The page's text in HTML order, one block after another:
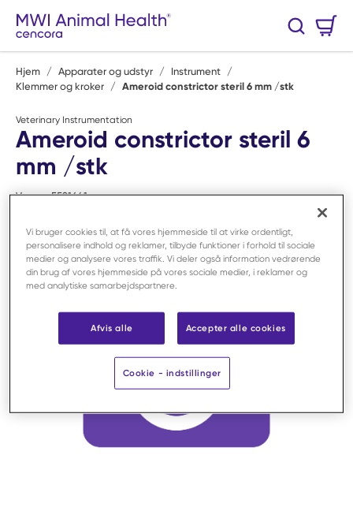
Spring til hovedindhold
Søg
Hjem / Apparater og udstyr / Instrument /
Klemmer og kroker / Ameroid constrictor steril 6 mm /stk
Veterinary Instrumentation
Ameroid constrictor steril 6
mm /stk
Varenr: F521641
Vi bruger cookies til, at få vores hjemmeside til at virke ordentligt,
personalisere indhold og reklamer, tilbyde funktioner i forhold til sociale
medier og analysere vores traffik. Vi deler også information vedrørende
din brug af vores hjemmeside på vores sociale medier, i reklamer og
med analytiske samarbejdspartnere.
Afvis alle Accepter alle cookies
Cookie - indstillinger